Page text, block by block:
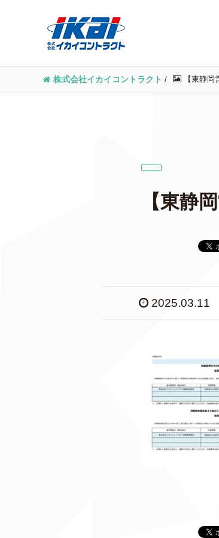
株式会社イカイコントラクト / 【東静岡
【東静
2025.03.11